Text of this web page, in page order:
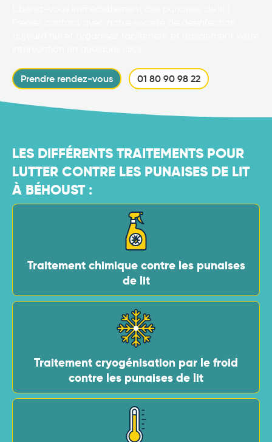
Prendre rendez-vous 01 80 90 98 22
LES DIFFÉRENTS TRAITEMENTS POUR
LUTTER CONTRE LES PUNAISES DE LIT
À BÉHOUST :
Traitement chimique contre les punaises
de lit
Traitement cryogénisation par le froid
contre les punaises de lit